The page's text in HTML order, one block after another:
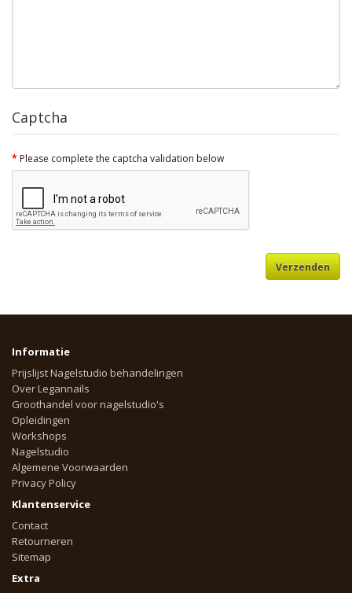
Captcha
Please complete the captcha validation below
Informatie
Prijslijst Nagelstudio behandelingen
Over Legannails
Groothandel voor nagelstudio's
Opleidingen
Workshops
Nagelstudio
Algemene Voorwaarden
Privacy Policy
Klantenservice
Contact
Retourneren
Sitemap
Extra